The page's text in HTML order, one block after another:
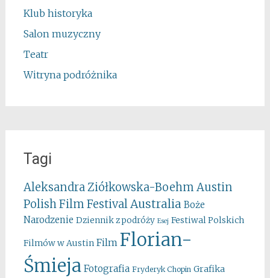
Klub historyka
Salon muzyczny
Teatr
Witryna podróżnika
Tagi
Aleksandra Ziółkowska-Boehm Austin
Polish Film FestivalAustralia Boże
Narodzenie Dziennik z podróży Esej Festiwal Polskich
Filmów w Austin Film Florian-
Śmieja Fotografia Fryderyk Chopin Grafika